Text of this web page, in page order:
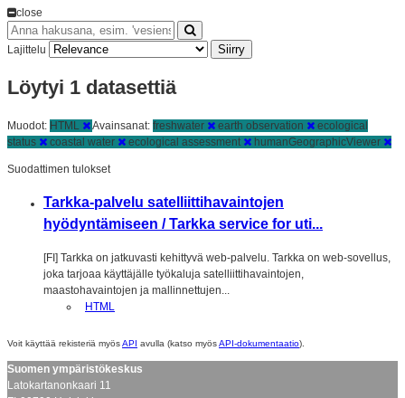
close
Lajittelu Siirry
Löytyi 1 datasettiä
Muodot: HTML Avainsanat: freshwater earth observation
ecological
status
coastal water ecological assessment humanGeographicViewer
Suodattimen tulokset
Tarkka-palvelu satelliittihavaintojen
hyödyntämiseen / Tarkka service for uti...
[FI] Tarkka on jatkuvasti kehittyvä web-palvelu. Tarkka on web-sovellus,
joka tarjoaa käyttäjälle työkaluja satelliittihavaintojen,
maastohavaintojen ja mallinnettujen...
HTML
Voit käyttää rekisteriä myösAPI avulla (katso myösAPI-dokumentaatio).
Suomen ympäristökeskus
Latokartanonkaari 11